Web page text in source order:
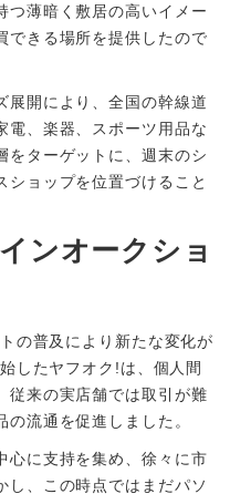
つ薄暗く敷居の高いイメー
できる場所を提供したので
展開により、全国の幹線道
電、楽器、スポーツ用品な
をターゲットに、週末のシ
ショップを位置づけること
ンオークショ
の普及により新たな変化が
したヤフオク!は、個人間
従来の実店舗では取引が難
流通を促進しました。
心に支持を集め、徐々に市
し、この時点ではまだパソ